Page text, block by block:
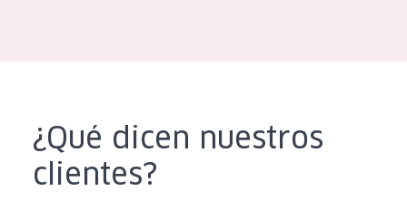
Essentials
Lift+
¿Qué dicen nuestros
clientes?